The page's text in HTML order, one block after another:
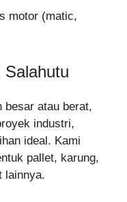
motor (matic,
Salahutu
besar atau berat,
industri,
ideal. Kami
pallet, karung,
lainnya.